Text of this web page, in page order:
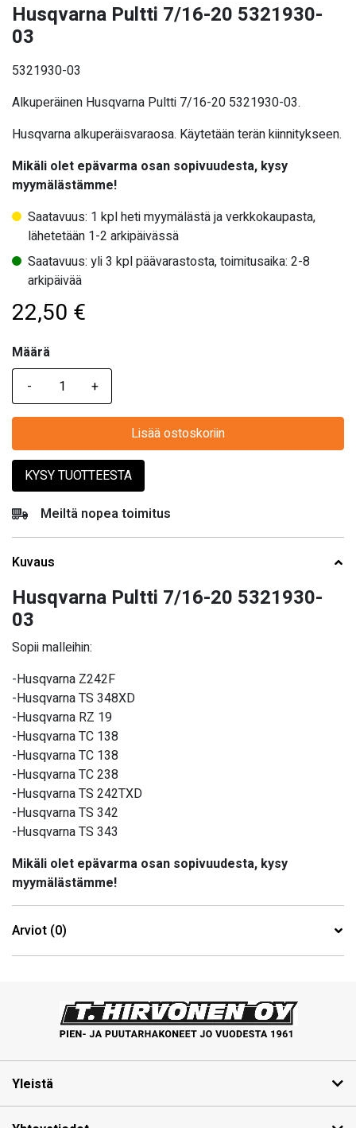
Husqvarna Pultti 7/16-20 5321930-
03
5321930-03
Alkuperäinen Husqvarna Pultti 7/16-20 5321930-03.
Husqvarna alkuperäisvaraosa. Käytetään terän kiinnitykseen.
Mikäli olet epävarma osan sopivuudesta, kysy
myymälästämme!
Saatavuus: 1 kpl heti myymälästä ja verkkokaupasta,
lähetetään 1-2 arkipäivässä
Saatavuus: yli 3 kpl päävarastosta, toimitusaika: 2-8
arkipäivää
22,50 €
Määrä
Määrä
Lisää ostoskoriin
KYSY TUOTTEESTA
Meiltä nopea toimitus
Kuvaus
Husqvarna Pultti 7/16-20 5321930-
03
Sopii malleihin:
-Husqvarna Z242F
-Husqvarna TS 348XD
-Husqvarna RZ 19
-Husqvarna TC 138
-Husqvarna TC 138
-Husqvarna TC 238
-Husqvarna TS 242TXD
-Husqvarna TS 342
-Husqvarna TS 343
Mikäli olet epävarma osan sopivuudesta, kysy
myymälästämme!
Arviot (0)
Yleistä